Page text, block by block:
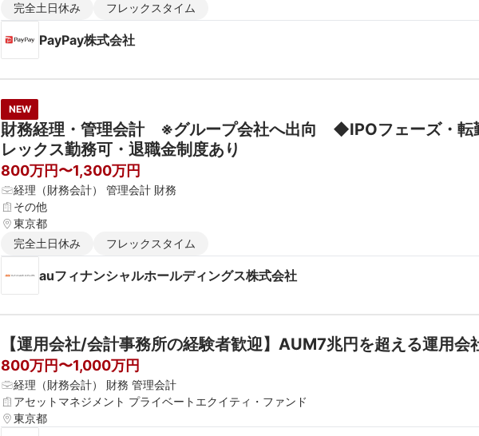
完全土日休み
フレックスタイム
PayPay株式会社
NEW
財務経理・管理会計　※グループ会社へ出向　◆IPOフェーズ・
レックス勤務可・退職金制度あり
800万円〜1,300万円
経理（財務会計） 管理会計 財務
その他
東京都
完全土日休み
フレックスタイム
auフィナンシャルホールディングス株式会社
【運用会社/会計事務所の経験者歓迎】AUM7兆円を超える運用会
800万円〜1,000万円
経理（財務会計） 財務 管理会計
アセットマネジメント プライベートエクイティ・ファンド
東京都